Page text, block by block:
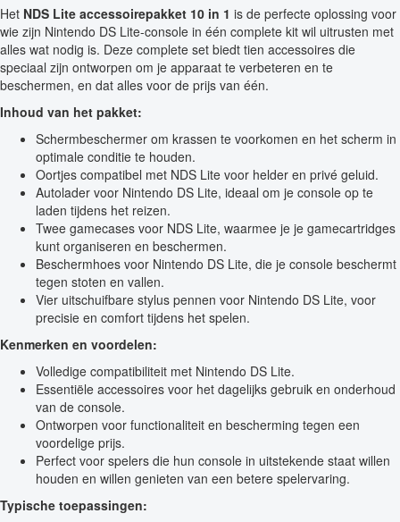
Het NDS Lite accessoirepakket 10 in 1 is de perfecte oplossing voor
wie zijn Nintendo DS Lite-console in één complete kit wil uitrusten met
alles wat nodig is. Deze complete set biedt tien accessoires die
speciaal zijn ontworpen om je apparaat te verbeteren en te
beschermen, en dat alles voor de prijs van één.
Inhoud van het pakket:
Schermbeschermer om krassen te voorkomen en het scherm in
optimale conditie te houden.
Oortjes compatibel met NDS Lite voor helder en privé geluid.
Autolader voor Nintendo DS Lite, ideaal om je console op te
laden tijdens het reizen.
Twee gamecases voor NDS Lite, waarmee je je gamecartridges
kunt organiseren en beschermen.
Beschermhoes voor Nintendo DS Lite, die je console beschermt
tegen stoten en vallen.
Vier uitschuifbare stylus pennen voor Nintendo DS Lite, voor
precisie en comfort tijdens het spelen.
Kenmerken en voordelen:
Volledige compatibiliteit met Nintendo DS Lite.
Essentiële accessoires voor het dagelijks gebruik en onderhoud
van de console.
Ontworpen voor functionaliteit en bescherming tegen een
voordelige prijs.
Perfect voor spelers die hun console in uitstekende staat willen
houden en willen genieten van een betere spelervaring.
Typische toepassingen: